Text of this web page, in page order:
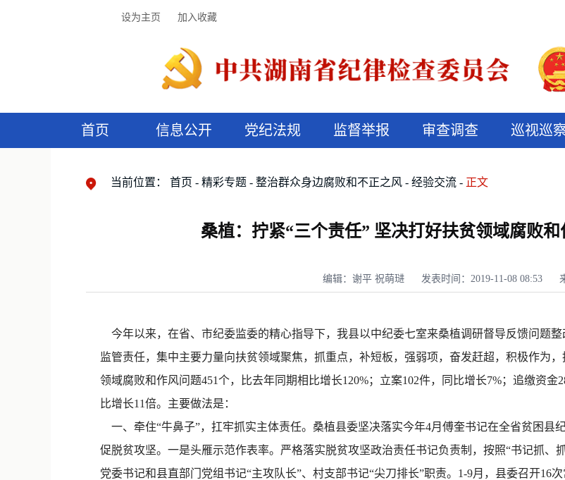
设为主页 加入收藏
首页 信息公开 党纪法规 监督举报 审查调查 巡视巡
当前位置： 首页 精彩专题 整治群众身边腐败和不正之风 经验交流 正文
桑植：拧紧“三个责任” 坚决打好扶贫领域腐败
编辑：谢平 祝萌琎 发表时间：2019-11-08 08:53
今年以来，在省、市纪委监委的精心指导下，我县以中纪委七室来桑植调研督导反馈问题
监管责任，集中主要力量向扶贫领域聚焦，抓重点，补短板，强弱项，奋发赶超，积极作为
领域腐败和作风问题451个，比去年同期相比增长120%；立案102件，同比增长7%；追缴资金
比增长11倍。主要做法是：
一、牵住“牛鼻子”，扛牢抓实主体责任。桑植县委坚决落实今年4月傅奎书记在全省贫困县
促脱贫攻坚。一是头雁示范作表率。严格落实脱贫攻坚政治责任书记负责制，按照“书记抓、
党委书记和县直部门党组书记“主攻队长”、村支部书记“尖刀排长”职责。1-9月，县委召开16